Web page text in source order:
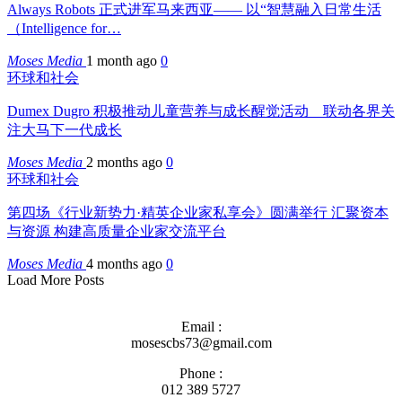
Always Robots 正式进军马来西亚—— 以“智慧融入日常生活
（Intelligence for…
Moses Media 1 month ago 0
环球和社会
Dumex Dugro 积极推动儿童营养与成长醒觉活动 联动各界关
注大马下一代成长
Moses Media 2 months ago 0
环球和社会
第四场《行业新势力·精英企业家私享会》圆满举行 汇聚资本
与资源 构建高质量企业家交流平台
Moses Media 4 months ago 0
Load More Posts
Email :
mosescbs73@gmail.com
Phone :
012 389 5727